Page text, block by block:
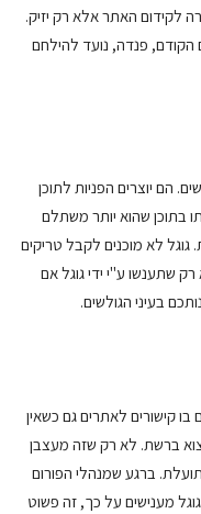
לקידום האתר אלא רק יזיק.
הקודם, פנדה, נועד להילחם
הם יוצרים הפניות לתוכן
בתוכן שהוא יותר משתלם
גוגל לא מוכנים לקבל טריקים
שתענשו ע"י ידי גוגל אם
בעיני הגולשים.
בו קישורים לאתרים גם כשאין
ברשת. לא רק שזה מעצבן
ברגע שמנהלי הפורום
מענישים על כך, זה פשוט